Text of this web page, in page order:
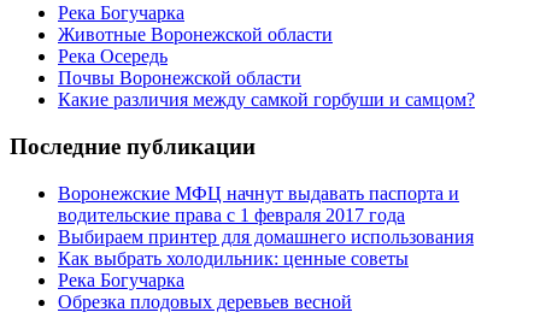
Река Богучарка
Животные Воронежской области
Река Осередь
Почвы Воронежской области
Какие различия между самкой горбуши и самцом?
Последние публикации
Воронежские МФЦ начнут выдавать паспорта и
водительские права с 1 февраля 2017 года
Выбираем принтер для домашнего использования
Как выбрать холодильник: ценные советы
Река Богучарка
Обрезка плодовых деревьев весной